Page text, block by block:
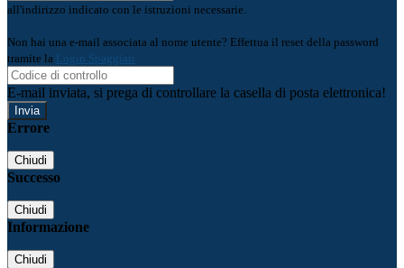
all'indirizzo indicato con le istruzioni necessarie.
Non hai una e-mail associata al nome utente? Effettua il reset della password
tramite la Login Spaggiari
E-mail inviata, si prega di controllare la casella di posta elettronica!
Errore
Chiudi
Successo
Chiudi
Informazione
Chiudi